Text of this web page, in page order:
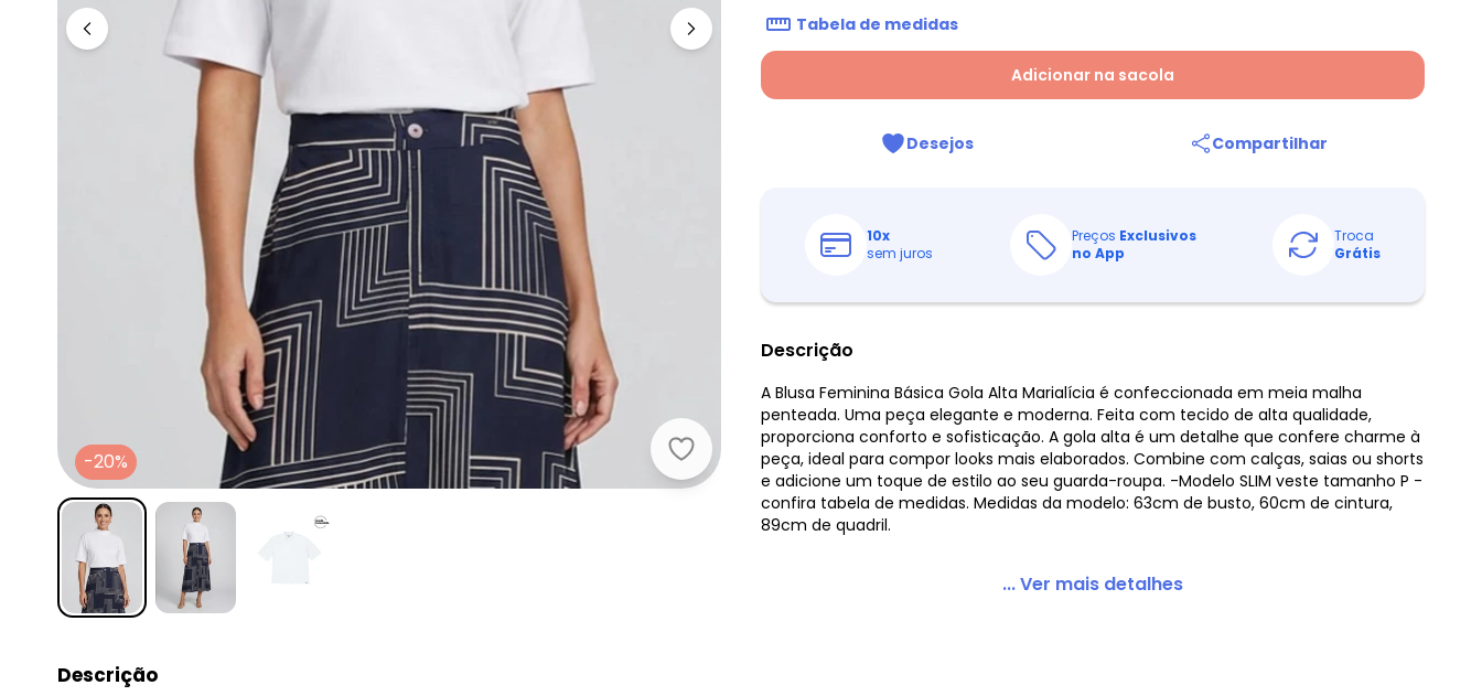
Marialícia - Blusa Feminina Básica Gola Alta Branco
-20%
Tabela de medidas
Adicionar na sacola
Desejos Compartilhar
10x
sem juros
Preços Exclusivos
no App
Troca
Grátis
Descrição
A Blusa Feminina Básica Gola Alta Marialícia é confeccionada em meia malha
penteada. Uma peça elegante e moderna. Feita com tecido de alta qualidade,
proporciona conforto e sofisticação. A gola alta é um detalhe que confere charme à
peça, ideal para compor looks mais elaborados. Combine com calças, saias ou shorts
e adicione um toque de estilo ao seu guarda-roupa. -Modelo SLIM veste tamanho P -
confira tabela de medidas. Medidas da modelo: 63cm de busto, 60cm de cintura,
89cm de quadril.
... Ver mais detalhes
Descrição